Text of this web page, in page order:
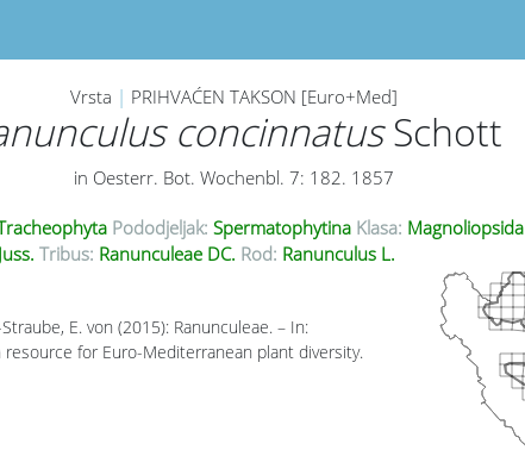
Vrsta | PRIHVAĆEN TAKSON [Euro+Med]
concinnatusSchott
in Oesterr. Bot. Wochenbl. 7: 182. 1857
Pododjeljak: Spermatophytina Klasa: Magnoliopsida
Tribus: Ranunculeae DC. Rod: Ranunculus L.
E. von (2015): Ranunculeae. – In:
for Euro-Mediterranean plant diversity.